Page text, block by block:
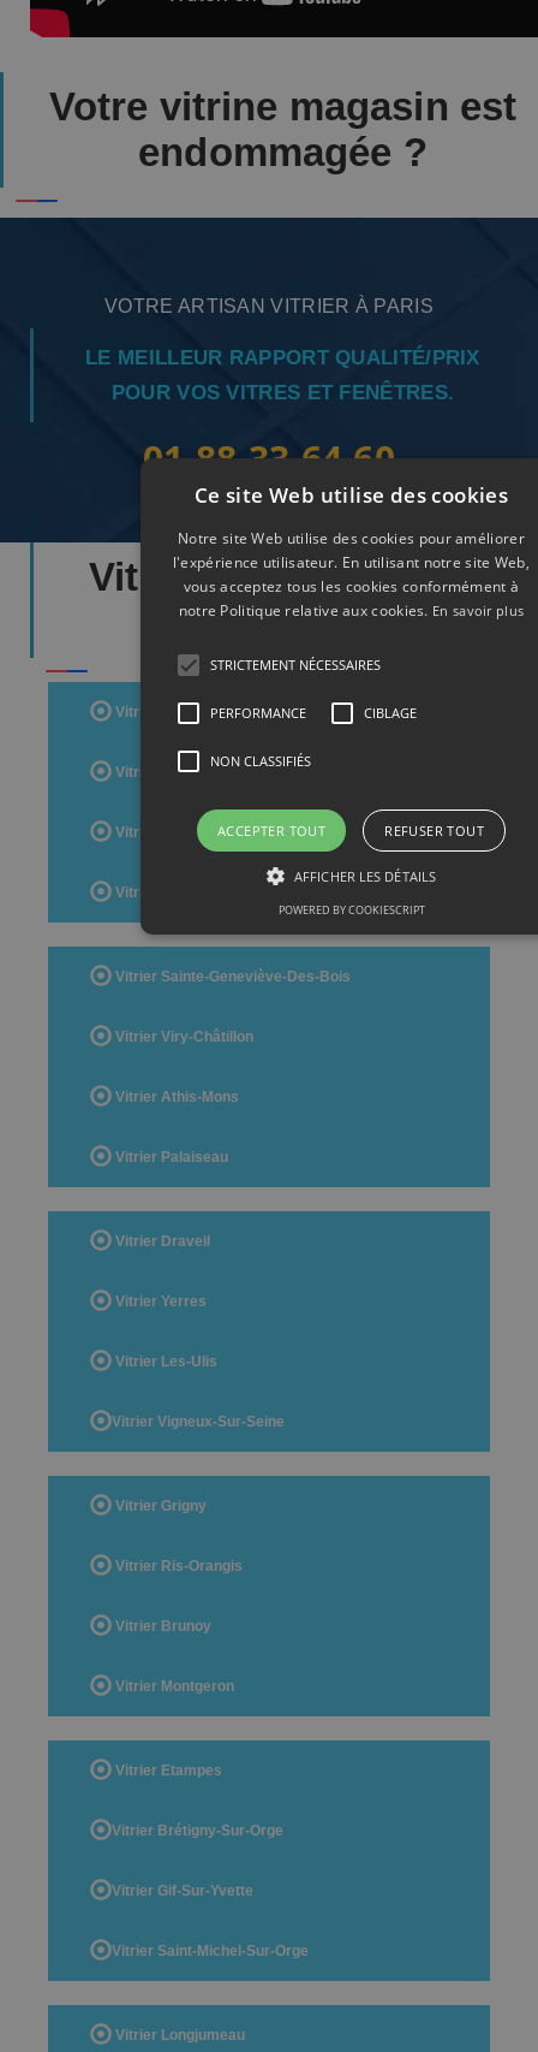
Votre vitrine magasin est
endommagée ?
VOTRE ARTISAN VITRIER À PARIS
LE MEILLEUR RAPPORT QUALITÉ/PRIX
POUR VOS VITRES ET FENÊTRES.
01.88.33.64.60
Vitrier Départements
Essonne
Vitrier Evry
Vitrier Massy
Vitrier Corbeil-Essonnes
Vitrier Savigny-Sur-Orge
Vitrier Sainte-Geneviève-Des-Bois
Vitrier Viry-Châtillon
Vitrier Athis-Mons
Vitrier Palaiseau
Vitrier Draveil
Vitrier Yerres
Vitrier Les-Ulis
Vitrier Vigneux-Sur-Seine
Vitrier Grigny
Vitrier Ris-Orangis
Vitrier Brunoy
Vitrier Montgeron
Vitrier Etampes
Vitrier Brétigny-Sur-Orge
Vitrier Gif-Sur-Yvette
Vitrier Saint-Michel-Sur-Orge
Vitrier Longjumeau
Ce site Web utilise des cookies
Notre site Web utilise des cookies pour améliorer
l'expérience utilisateur. En utilisant notre site Web,
vous acceptez tous les cookies conformément à
notre Politique relative aux cookies. En savoir plus
STRICTEMENT NÉCESSAIRES
PERFORMANCE CIBLAGE
NON CLASSIFIÉS
ACCEPTER TOUT REFUSER TOUT
AFFICHER LES DÉTAILS
POWERED BY COOKIESCRIPT